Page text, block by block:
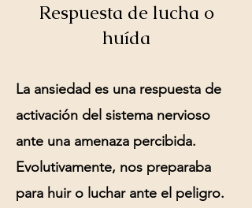
Respuesta de lucha o
huída
La ansiedad es una respuesta de
activación del sistema nervioso
ante una amenaza percibida.
Evolutivamente, nos preparaba
para huir o luchar ante el peligro.